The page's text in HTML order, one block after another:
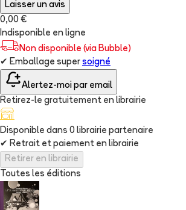
Laisser un avis
0,00 €
Indisponible en ligne
Non disponible (via Bubble)
✔ Emballage super soigné
Alertez-moi par email
Retirez-le gratuitement en librairie
Disponible dans 0 librairie partenaire
✔ Retrait et paiement en librairie
Retirer en librairie
Toutes les éditions